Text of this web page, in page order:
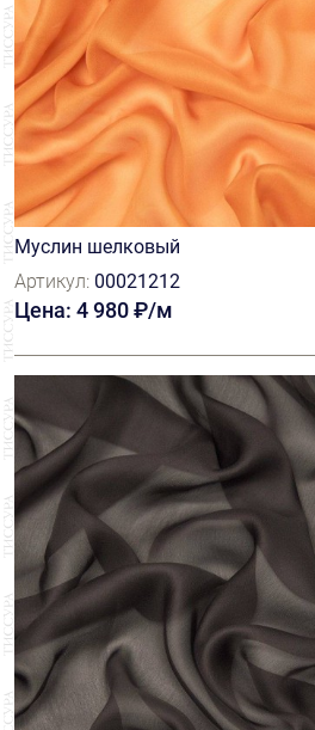
Муслин шелковый
Артикул: 00021212
Цена: 4 980 ₽/м